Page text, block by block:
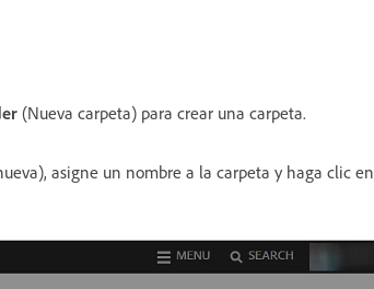
(Nueva carpeta) para crear una carpeta.
asigne un nombre a la carpeta y haga clic en